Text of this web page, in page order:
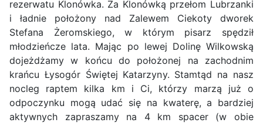
rezerwatu Klonówka. Za Klonówką przełom Lubrzanki
i ładnie położony nad Zalewem Ciekoty dworek
Stefana Żeromskiego, w którym pisarz spędził
młodzieńcze lata. Mając po lewej Dolinę Wilkowską
dojeżdżamy w końcu do położonej na zachodnim
krańcu Łysogór Świętej Katarzyny. Stamtąd na nasz
nocleg raptem kilka km i Ci, którzy marzą już o
odpoczynku mogą udać się na kwaterę, a bardziej
aktywnych zapraszamy na 4 km spacer (w obie